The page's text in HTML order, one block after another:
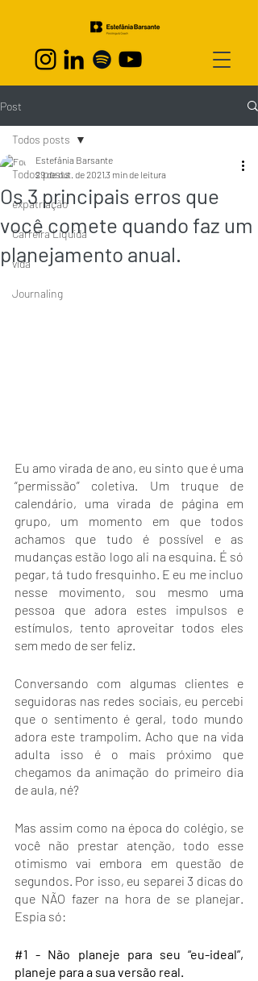
Post
Todos posts
expatriação
Carreira Líquida
vida
Journaling
Todos posts
Os 3 principais erros que
você comete quando faz um
planejamento anual.
Estefânia Barsante
29 de out. de 20213 min de leitura
Eu amo virada de ano, eu sinto que é uma
“permissão” coletiva. Um truque de
calendário, uma virada de página em
grupo, um momento em que todos
achamos que tudo é possível e as
mudanças estão logo ali na esquina. É só
pegar, tá tudo fresquinho. E eu me incluo
nesse movimento, sou mesmo uma
pessoa que adora estes impulsos e
estímulos, tento aproveitar todos eles
sem medo de ser feliz.
Conversando com algumas clientes e
seguidoras nas redes sociais, eu percebi
que o sentimento é geral, todo mundo
adora este trampolim. Acho que na vida
adulta isso é o mais próximo que
chegamos da animação do primeiro dia
de aula, né?
Mas assim como na época do colégio, se
você não prestar atenção, todo esse
otimismo vai embora em questão de
segundos. Por isso, eu separei 3 dicas do
que NÃO fazer na hora de se planejar.
Espia só:
#1 - Não planeje para seu “eu-ideal”,
planeje para a sua versão real.